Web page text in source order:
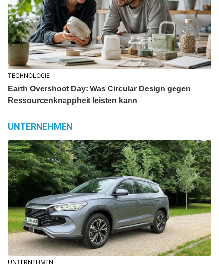
TECHNOLOGIE
Earth Overshoot Day: Was Circular Design gegen
Ressourcenknappheit leisten kann
UNTERNEHMEN
UNTERNEHMEN